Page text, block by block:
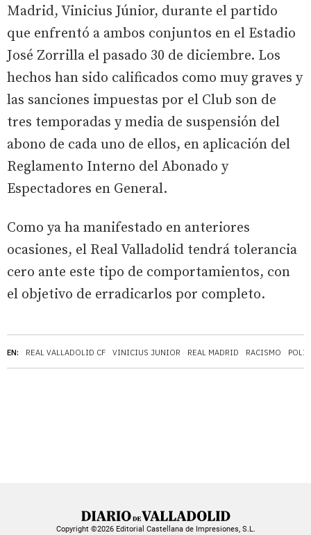
EN: REAL VALLADOLID CF VINICIUS JUNIOR REAL MADRID RACISMO
Madrid, Vinicius Júnior, durante el partido
que enfrentó a ambos conjuntos en el Estadio
José Zorrilla el pasado 30 de diciembre. Los
hechos han sido calificados como muy graves y
las sanciones impuestas por el Club son de
tres temporadas y media de suspensión del
abono de cada uno de ellos, en aplicación del
Reglamento Interno del Abonado y
Espectadores en General.
Como ya ha manifestado en anteriores
ocasiones, el Real Valladolid tendrá tolerancia
cero ante este tipo de comportamientos, con
el objetivo de erradicarlos por completo.
Copyright ©2026 Editorial Castellana de Impresiones, S.L.